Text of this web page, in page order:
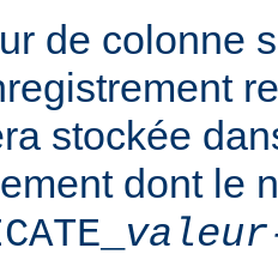
de colonne
stockée
dont le